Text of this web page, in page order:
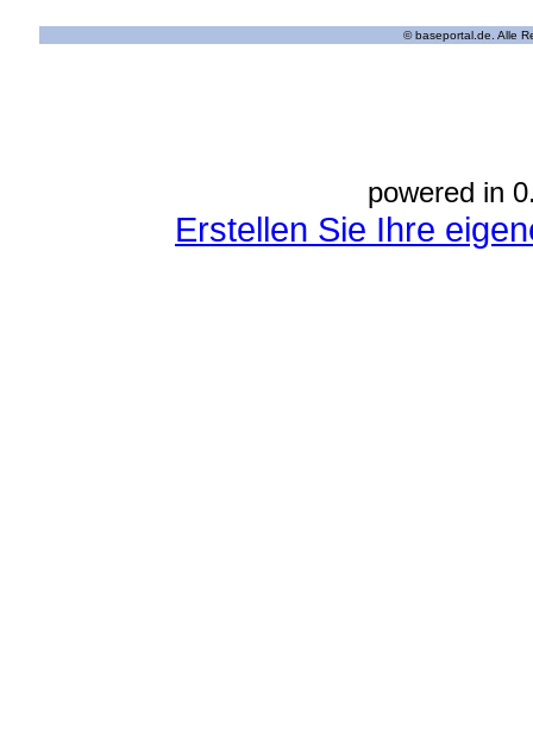
© baseportal.de. Alle
powered in
Erstellen Sie Ihre